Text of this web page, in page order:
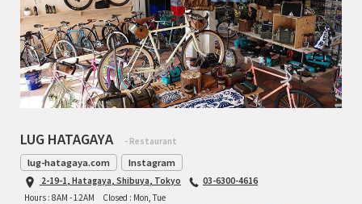
LUG HATAGAYA - Restaurant
lug-hatagaya.com Instagram
2-19-1, Hatagaya, Shibuya, Tokyo
03-6300-4616
Hours : 8AM - 12AM
Closed : Mon, Tue